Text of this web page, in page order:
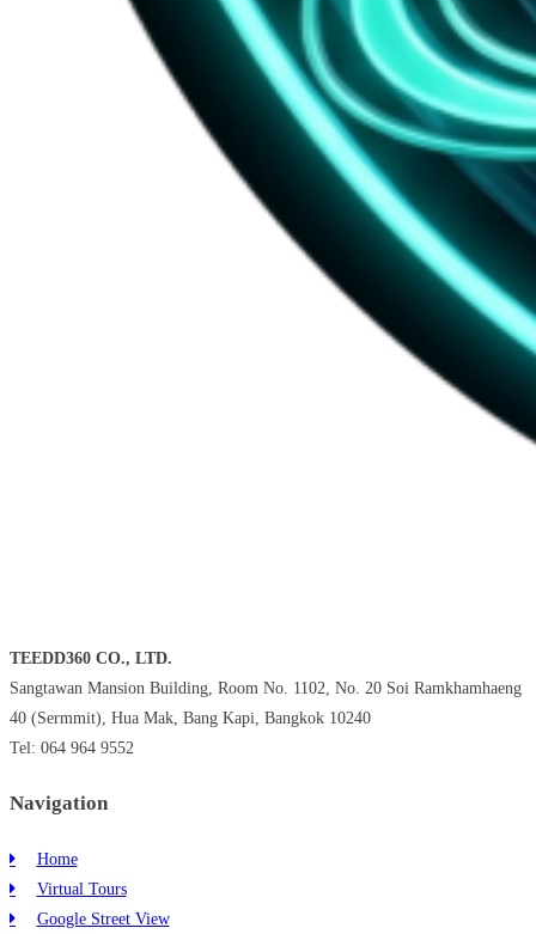
TEEDD360 CO., LTD.
Sangtawan Mansion Building, Room No. 1102, No. 20 Soi Ramkhamhaeng
40 (Sermmit), Hua Mak, Bang Kapi, Bangkok 10240
Tel: 064 964 9552
Navigation
Home
Virtual Tours
Google Street View